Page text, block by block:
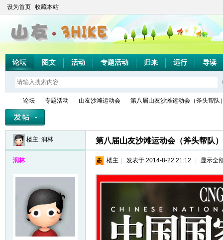
设为首页 收藏本站
论坛 图文 活动 专题活动 归来 远行 导读
»
论坛
›
专题活动 山友沙滩运动会
›
第八届山友沙滩运动会（斧头帮队
楼主: 润林 第八届山友沙滩运动会（斧头帮队
润林 楼主 发表于 2014-8-22 21:12 显示全